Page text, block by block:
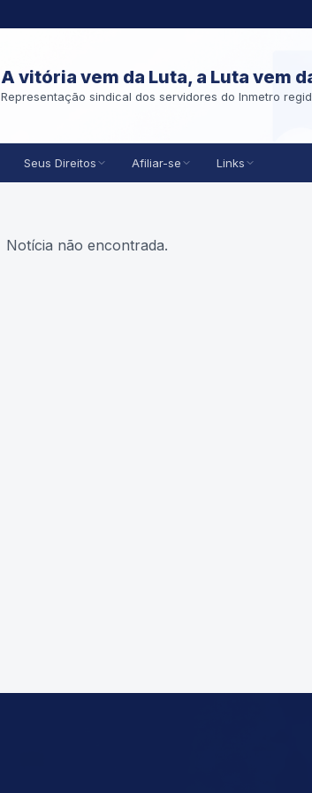
A vitória vem da Luta, a Luta vem
Representação sindical dos servidores do Inmetro
Seus Direitos Afiliar-se Links
Notícia não encontrada.